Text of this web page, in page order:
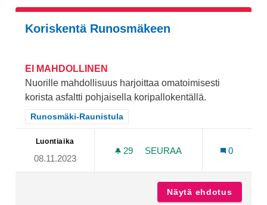
Koriskentä Runosmäkeen
EI MAHDOLLINEN
Nuorille mahdollisuus harjoittaa omatoimisesti
korista asfaltti pohjaisella koripallokentällä.
Rajaa tulokset teeman mukaan: Runosmäki-Raunistula
Runosmäki-Raunistula
Luontiaika
08.11.2023
29 29 SEURAAJAA
SEURAA
0
Näytä ehdotus